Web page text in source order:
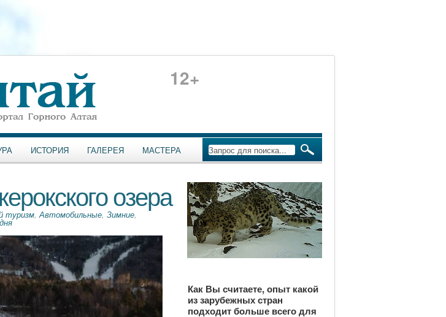
12+
ИСТОРИЯ ГАЛЕРЕЯ МАСТЕРА
озера
туризм,Автомобильные, Зимние,
Как Вы считаете, опыт какой
из зарубежных стран
подходит больше всего для